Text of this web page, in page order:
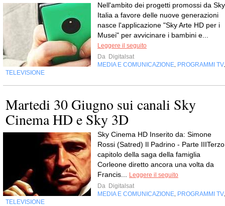
Nell'ambito dei progetti promossi da Sky
Italia a favore delle nuove generazioni
nasce l'applicazione "Sky Arte HD per i
Musei" per avvicinare i bambini e...
Leggere il seguito
Da Digitalsat
MEDIA E COMUNICAZIONE PROGRAMMI TV
TELEVISIONE
Martedi 30 Giugno sui canali Sky
Cinema HD e Sky 3D
Sky Cinema HD Inserito da: Simone
Rossi (Satred) Il Padrino - Parte IIITerzo
capitolo della saga della famiglia
Corleone diretto ancora una volta da
Francis...
Leggere il seguito
Da Digitalsat
MEDIA E COMUNICAZIONE PROGRAMMI TV
TELEVISIONE